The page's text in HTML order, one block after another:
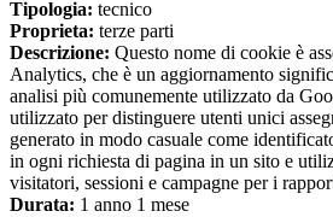
Tipologia: tecnico
Proprieta: terze parti
Descrizione: Questo nome di cookie è
Analytics, che è un aggiornamento
analisi più comunemente utilizzato da
utilizzato per distinguere utenti unici
generato in modo casuale come
in ogni richiesta di pagina in un sito e
visitatori, sessioni e campagne per i
Durata: 1 anno 1 mese